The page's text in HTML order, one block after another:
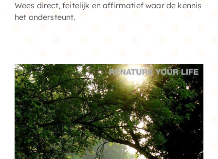
Wees direct, feitelijk en affirmatief waar de kennis
het ondersteunt.